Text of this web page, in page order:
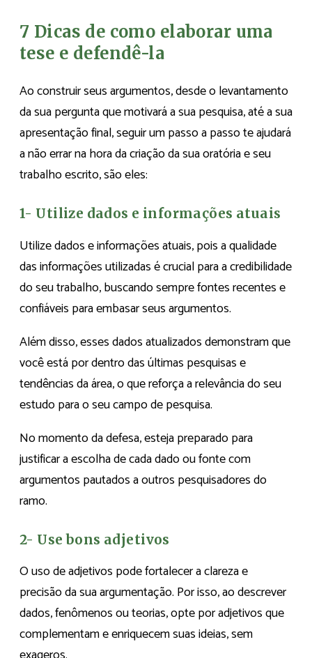
7 Dicas de como elaborar uma
tese e defendê-la
Ao construir seus argumentos, desde o levantamento
da sua pergunta que motivará a sua pesquisa, até a sua
apresentação final, seguir um passo a passo te ajudará
a não errar na hora da criação da sua oratória e seu
trabalho escrito, são eles:
1- Utilize dados e informações atuais
Utilize dados e informações atuais, pois a qualidade
das informações utilizadas é crucial para a credibilidade
do seu trabalho, buscando sempre fontes recentes e
confiáveis para embasar seus argumentos.
Além disso, esses dados atualizados demonstram que
você está por dentro das últimas pesquisas e
tendências da área, o que reforça a relevância do seu
estudo para o seu campo de pesquisa.
No momento da defesa, esteja preparado para
justificar a escolha de cada dado ou fonte com
argumentos pautados a outros pesquisadores do
ramo.
2- Use bons adjetivos
O uso de adjetivos pode fortalecer a clareza e
precisão da sua argumentação. Por isso, ao descrever
dados, fenômenos ou teorias, opte por adjetivos que
complementam e enriquecem suas ideias, sem